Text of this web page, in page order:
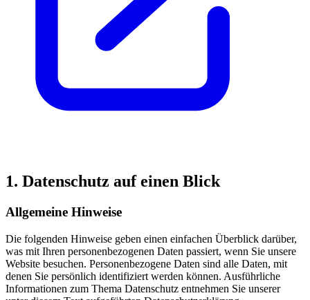
1. Datenschutz auf einen Blick
Allgemeine Hinweise
Die folgenden Hinweise geben einen einfachen Überblick darüber,
was mit Ihren personenbezogenen Daten passiert, wenn Sie unsere
Website besuchen. Personenbezogene Daten sind alle Daten, mit
denen Sie persönlich identifiziert werden können. Ausführliche
Informationen zum Thema Datenschutz entnehmen Sie unserer